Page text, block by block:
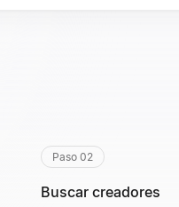
Paso 02
Buscar creadores